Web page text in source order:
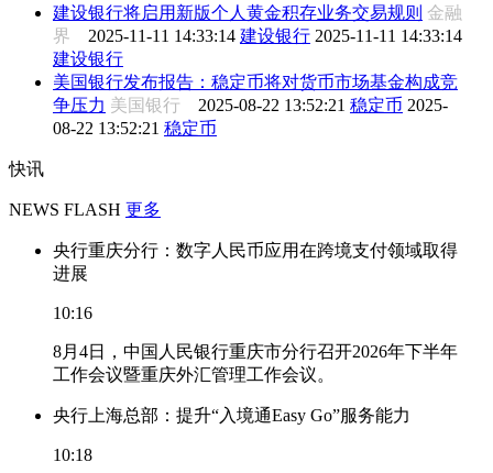
建设银行将启用新版个人黄金积存业务交易规则 金融
界 2025-11-11 14:33:14 建设银行 2025-11-11 14:33:14
建设银行
美国银行发布报告：稳定币将对货币市场基金构成竞
争压力 美国银行 2025-08-22 13:52:21 稳定币 2025-
08-22 13:52:21 稳定币
快讯
NEWS FLASH 更多
央行重庆分行：数字人民币应用在跨境支付领域取得
进展
10:16
8月4日，中国人民银行重庆市分行召开2026年下半年
工作会议暨重庆外汇管理工作会议。
央行上海总部：提升“入境通Easy Go”服务能力
10:18